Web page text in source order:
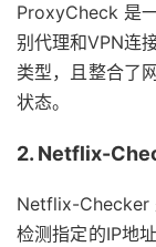
ProxyCheck 是
别代理和VPN连
类型，且整合了
状态。
2. Netflix-
Netflix-Checker
检测指定的IP地